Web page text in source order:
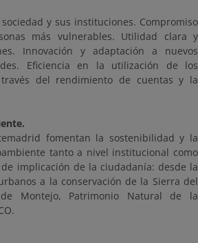
y sus instituciones. Compromiso
más vulnerables. Utilidad clara y
Innovación y adaptación a nuevos
Eficiencia en la utilización de los
través del rendimiento de cuentas y la
fomentan la sostenibilidad y la
tanto a nivel institucional como
implicación de la ciudadanía: desde la
a la conservación de la Sierra del
Montejo, Patrimonio Natural de la